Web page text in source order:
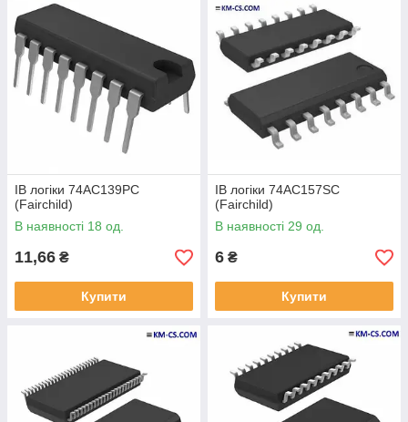
ІВ логіки 74AC139PC
(Fairchild)
В наявності 18 од.
11,66 ₴
Купити
ІВ логіки 74AC157SC
(Fairchild)
В наявності 29 од.
6 ₴
Купити